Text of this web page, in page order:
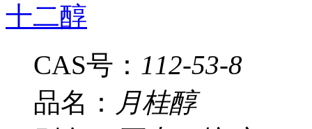
十二醇
CAS号： 112-53-8
品名： 月桂醇